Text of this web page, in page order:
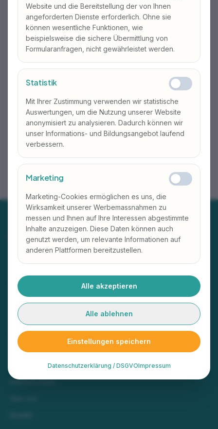
▶ Dauer: 6 Wochen
▶ Kurszeiten:
Vormittag: 08:15 – 11:30 Uhr
Nachmittag: 13:15 – 16:30 Uhr
▶ 24 Lektionen à 45 Minuten
Anmelden
Details ansehen
Bronschhoferstrasse 16a, 9500 Wil
info@lernedeutsch.ch
DIE KATEGORIEN
Startseite
Kursangebote
Kursbeschreibungen
Partnerschulen
Website und die Bereitstellung der von Ihnen
angeforderten Dienste erforderlich. Ohne sie
können wesentliche Funktionen, wie
beispielsweise die sichere Übermittlung von
Formularanfragen, nicht gewährleistet werden.
Statistik
Mit Ihrer Zustimmung verwenden wir statistische
Auswertungen, um die Nutzung unserer Website
anonymisiert zu analysieren. Dadurch können wir
unser Informations- und Bildungsangebot laufend
verbessern.
Marketing
Marketing-Cookies ermöglichen es uns, die
Wirksamkeit unserer Werbemassnahmen zu
messen und Ihnen auf Ihre Interessen abgestimmte
Inhalte anzuzeigen. Diese Daten können auch
genutzt werden, um relevante Informationen auf
anderen Plattformen bereitzustellen.
Alle akzeptieren
Alle ablehnen
Einstellungen speichern
Datenschutzerklärung / DSGVOImpressum